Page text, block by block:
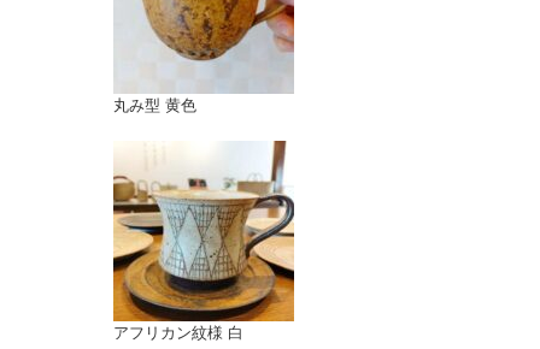
丸み型 黄色
アフリカン紋様 白